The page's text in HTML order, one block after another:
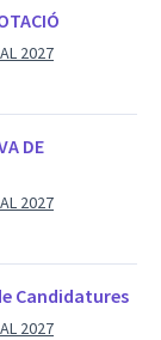
2027
DE
2027
Candidatures
2027